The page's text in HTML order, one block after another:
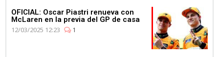
OFICIAL: Oscar Piastri renueva con
McLaren en la previa del GP de casa
12/03/2025 12:23
1